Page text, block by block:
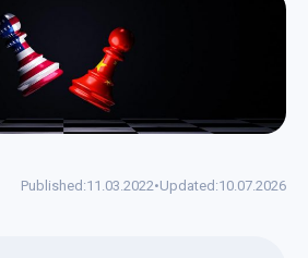
Published:11.03.2022•Updated:10.07.2026